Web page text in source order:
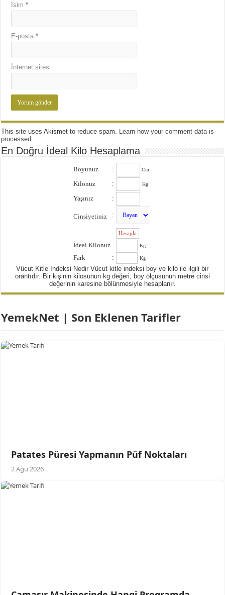
İsim*
E-posta*
İnternet sitesi
This site uses Akismet to reduce spam. Learn how your comment data is
processed
En Doğru İdeal Kilo Hesaplama
Boyunuz : Cm
Kilonuz : Kg
Yaşınız :
Cinsiyetiniz :
İdeal Kilonuz : Kg
Fark : Kg
Vücut Kitle İndeksi Nedir Vücut kitle indeksi boy ve kilo ile ilgili bir
orantıdır. Bir kişinin kilosunun kg değeri, boy ölçüsünün metre cinsi
değerinin karesine bölünmesiyle hesaplanır.
YemekNet | Son Eklenen Tarifler
Patates Püresi Yapmanın Püf Noktaları
2 Ağu 2026